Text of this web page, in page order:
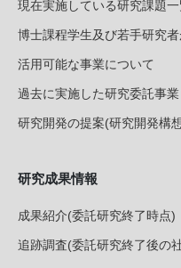
現在実施している研究課題
博士課程学生及び若手研究
活用可能な事業について
過去に実施した研究委託事業
研究開発の提案(研究開発構
研究成果情報
成果紹介(委託研究終了時点)
追跡調査(委託研究終了後の